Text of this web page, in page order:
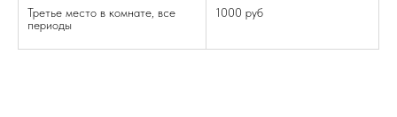
Третье место в комнате, все
периоды
1000 руб